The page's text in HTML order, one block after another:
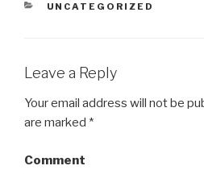
CATEGORIES
UNCATEGORIZED
Leave a Reply
Your email address will not be
are marked *
Comment